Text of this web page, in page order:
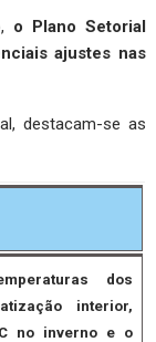
o Plano Setorial
ajustes nas
destacam-se as
dos
interior,
no inverno e o